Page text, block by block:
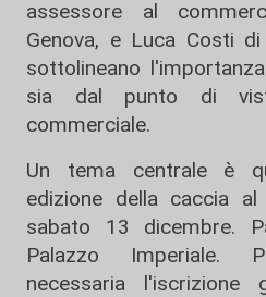
assessore al
Genova, e Luca Costi
sottolineano
sia dal punto di
commerciale.
Un tema centrale è
edizione della caccia
sabato 13 dicembre.
Palazzo Imperiale.
necessaria